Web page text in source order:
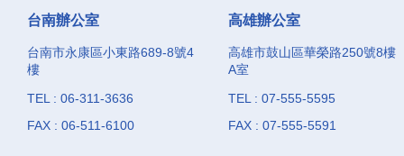
台南辦公室
台南市永康區小東路689-8號4
樓
TEL : 06-311-3636
FAX : 06-511-6100
高雄辦公室
高雄市鼓山區華榮路250號8樓
A室
TEL : 07-555-5595
FAX : 07-555-5591